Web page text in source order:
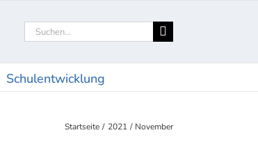
Suche
Schulentwicklung
Startseite 2021 November